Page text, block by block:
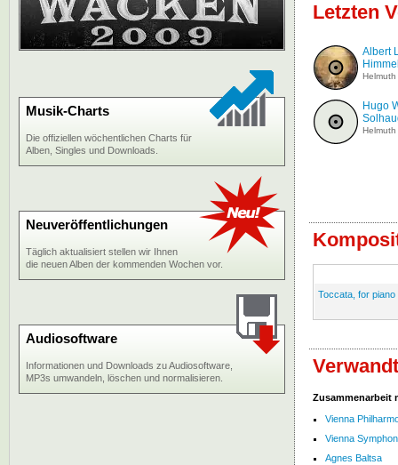
Letzten
Albert
Hugo
Toccata, for piano
Zusammenarbeit
Vienna
Vienna
Agnes Baltsa
Musik-Charts
Die offiziellen wöchentlichen Charts für
Alben, Singles und Downloads.
Neuveröffentlichungen
Täglich aktualisiert stellen wir Ihnen
die neuen Alben der kommenden Wochen vor.
Audiosoftware
Informationen und Downloads zu Audiosoftware,
MP3s umwandeln, löschen und normalisieren.